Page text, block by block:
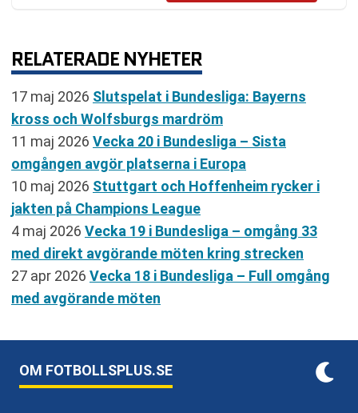
RELATERADE NYHETER
17 maj 2026 Slutspelat i Bundesliga: Bayerns
kross och Wolfsburgs mardröm
11 maj 2026 Vecka 20 i Bundesliga – Sista
omgången avgör platserna i Europa
10 maj 2026 Stuttgart och Hoffenheim rycker i
jakten på Champions League
4 maj 2026 Vecka 19 i Bundesliga – omgång 33
med direkt avgörande möten kring strecken
27 apr 2026 Vecka 18 i Bundesliga – Full omgång
med avgörande möten
OM FOTBOLLSPLUS.SE